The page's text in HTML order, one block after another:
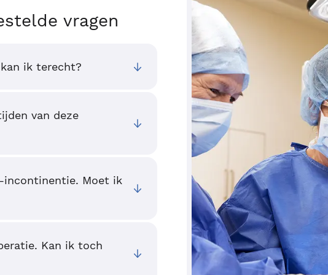
vragen
ik terecht?
van deze
incontinentie. Moet ik
Kan ik toch